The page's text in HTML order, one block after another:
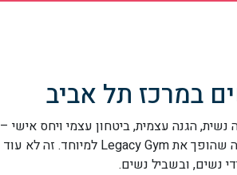
הגנה עצמית, ביטחון עצמי ויחס אישי –
ככה אנחנו אוהבת את הכושר שלנו" – המשפט הזה מסכם בדיוק מה שהופך את Legacy Gym למיוחד. זה לא עוד
נשים, ובשביל נשים.